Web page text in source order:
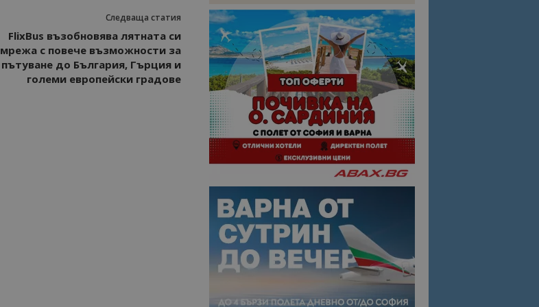
Следваща статия
FlixBus възобновява лятната си
мрежа с повече възможности за
пътуване до България, Гърция и
големи европейски градове